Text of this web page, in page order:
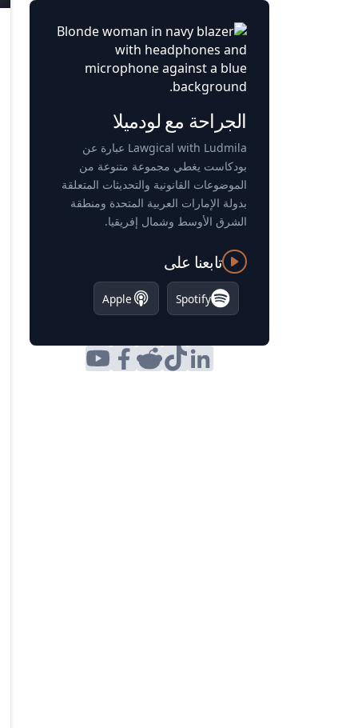
الجراحة مع لودميلا
Lawgical with Ludmila عبارة عن
بودكاست يغطي مجموعة متنوعة من
الموضوعات القانونية والتحديثات المتعلقة
بدولة الإمارات العربية المتحدة ومنطقة
الشرق الأوسط وشمال إفريقيا.
تابعنا على
Spotify
Apple